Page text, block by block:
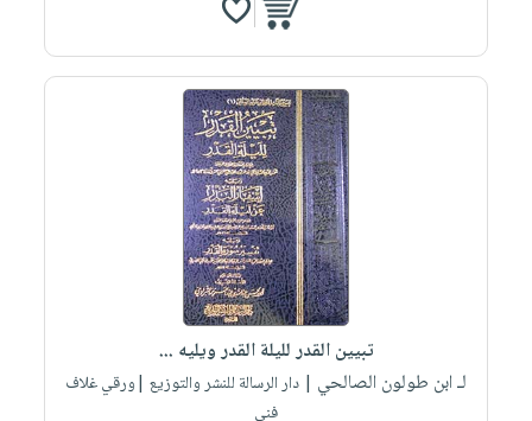
تبيين القدر لليلة القدر ويليه ...
لـ ابن طولون الصالحي | دار الرسالة للنشر والتوزيع |ورقي غلاف
فني